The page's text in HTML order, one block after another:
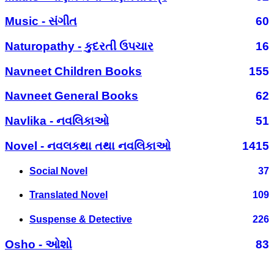
Music - સંગીત
60
Naturopathy - કુદરતી ઉપચાર
16
Navneet Children Books
155
Navneet General Books
62
Navlika - નવલિકાઓ
51
Novel - નવલકથા તથા નવલિકાઓ
1415
Social Novel 37
Translated Novel 109
Suspense & Detective 226
Osho - ઓશો
83